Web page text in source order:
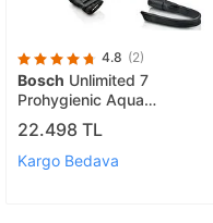
4.8 (2)
Bosch Unlimited 7
Prohygienic Aqua
Bbs71hygtr Islak Kuru Dikey
Süpürge
22.498 TL
Kargo Bedava